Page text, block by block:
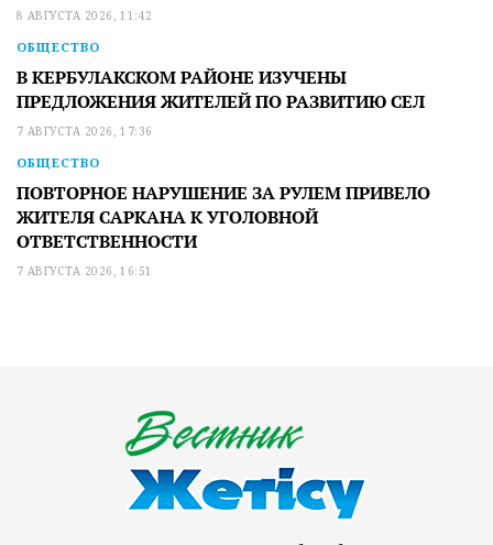
8 АВГУСТА 2026, 11:42
ОБЩЕСТВО
В КЕРБУЛАКСКОМ РАЙОНЕ ИЗУЧЕНЫ
ПРЕДЛОЖЕНИЯ ЖИТЕЛЕЙ ПО РАЗВИТИЮ СЕЛ
7 АВГУСТА 2026, 17:36
ОБЩЕСТВО
ПОВТОРНОЕ НАРУШЕНИЕ ЗА РУЛЕМ ПРИВЕЛО
ЖИТЕЛЯ САРКАНА К УГОЛОВНОЙ
ОТВЕТСТВЕННОСТИ
7 АВГУСТА 2026, 16:51